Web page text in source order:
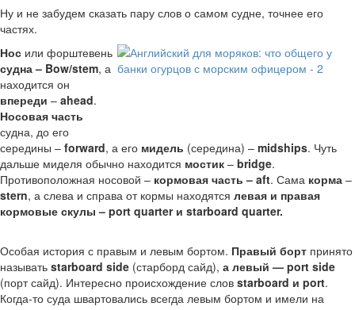
Ну и не забудем сказать пару слов о самом судне, точнее его
частях.
Нос или форштевень
судна – Bow/stem, а
находится он
впереди – ahead.
Носовая часть
судна, до его
середины – forward, а его мидель (середина) – midships. Чуть
дальше миделя обычно находится мостик – bridge.
Противоположная носовой – кормовая часть – aft. Сама корма –
stern, а слева и справа от кормы находятся левая и правая
кормовые скулы – port quarter и starboard quarter.
Особая история с правым и левым бортом. Правый борт принято
называть starboard side (старборд сайд), а левый — port side
(порт сайд). Интересно происхождение слов starboard и port.
Когда-то суда швартовались всегда левым бортом и имели на